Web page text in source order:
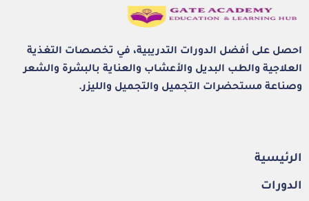
احصل على أفضل الدورات التدريبية، في تخصصات التغذية
العلاجية والطب البديل والأعشاب والعناية بالبشرة والشعر
وصناعة مستحضرات التجميل والتجميل والليزر.
الرئيسية
الدورات